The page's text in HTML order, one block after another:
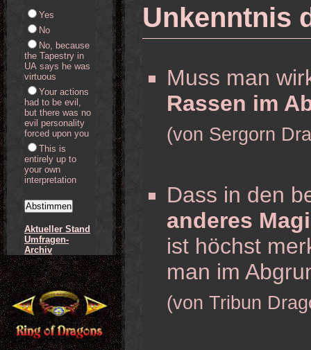
Unkenntnis
Muss man
Rassen im
(von Sergorn
Dass in den
anderes
ist höchst
man im
(von Tribun
Yes
No
No, because
the Tapestry in
UA says he was
virtuous
Your actions
had to be evil,
but there was no
evil personality
forced upon you
This is
entirely up to
your own
interpretation
Aktueller Stand
Umfragen-
Archiv